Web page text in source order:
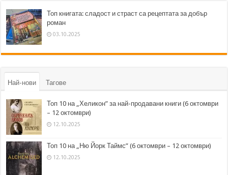
Топ книгата: сладост и страст са рецептата за добър
роман
03.10.2025
Най-нови Тагове
Топ 10 на „Хеликон” за най-продавани книги (6 октомври
– 12 октомври)
12.10.2025
Топ 10 на „Ню Йорк Таймс” (6 октомври – 12 октомври)
12.10.2025